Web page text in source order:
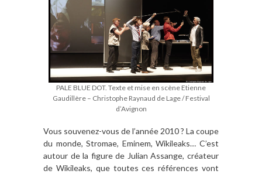
PALE BLUE DOT. Texte et mise en scène Etienne
Gaudillère – Christophe Raynaud de Lage / Festival
d’Avignon
Vous souvenez-vous de l’année 2010 ? La coupe
du monde, Stromae, Eminem, Wikileaks… C’est
autour de la figure de Julian Assange, créateur
de Wikileaks, que toutes ces références vont